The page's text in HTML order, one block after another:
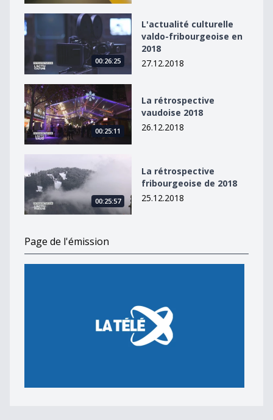
L&#039;actualité culturelle valdo-fribourgeoise en
00:26:25
L'actualité culturelle
valdo-fribourgeoise en
2018
27.12.2018
La rétrospective vaudoise 2018
00:25:11
La rétrospective
vaudoise 2018
26.12.2018
00:25:57
La rétrospective
fribourgeoise de 2018
25.12.2018
Page de l'émission